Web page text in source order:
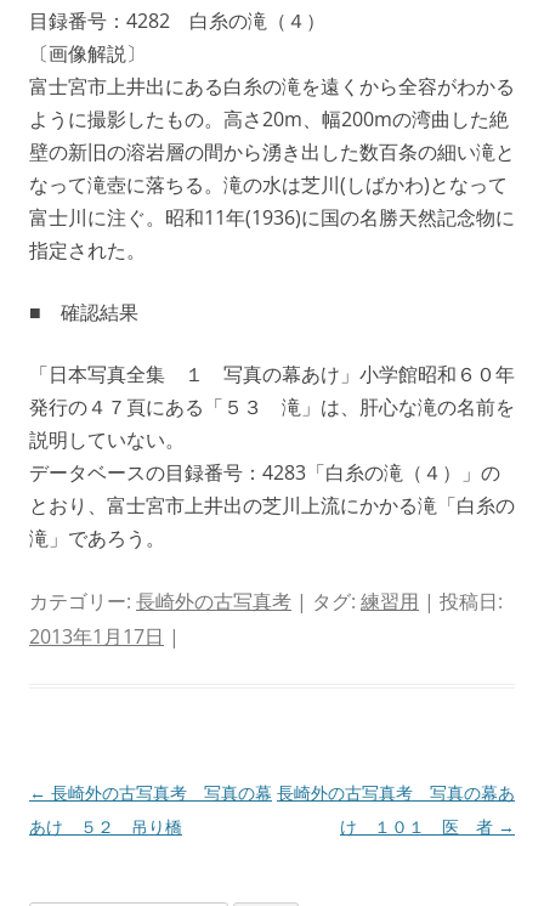
目録番号：4282 白糸の滝（４）
〔画像解説〕
富士宮市上井出にある白糸の滝を遠くから全容がわかる
ように撮影したもの。高さ20m、幅200mの湾曲した絶
壁の新旧の溶岩層の間から湧き出した数百条の細い滝と
なって滝壺に落ちる。滝の水は芝川(しばかわ)となって
富士川に注ぐ。昭和11年(1936)に国の名勝天然記念物に
指定された。
■ 確認結果
「日本写真全集 １ 写真の幕あけ」小学館昭和６０年
発行の４７頁にある「５３ 滝」は、肝心な滝の名前を
説明していない。
データベースの目録番号：4283「白糸の滝（４）」の
とおり、富士宮市上井出の芝川上流にかかる滝「白糸の
滝」であろう。
カテゴリー: 長崎外の古写真考 | タグ: 練習用 | 投稿日:
2013年1月17日 |
投
稿
← 長崎外の古写真考 写真の幕
あけ ５２ 吊り橋
長崎外の古写真考 写真の幕あ
け １０１ 医 者 →